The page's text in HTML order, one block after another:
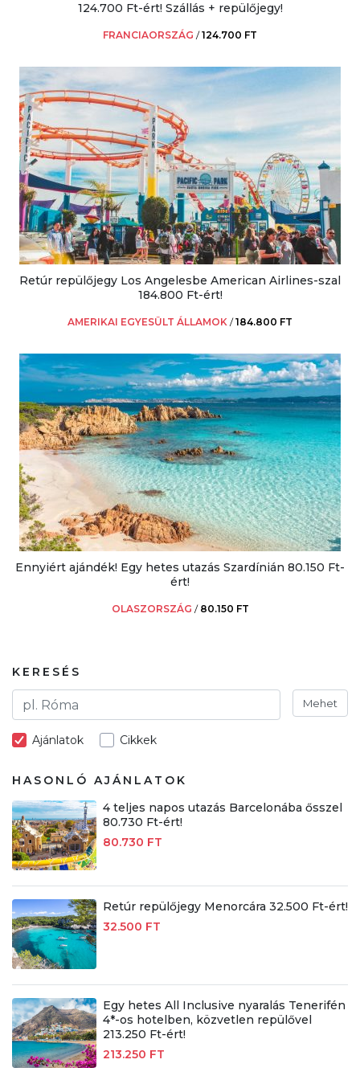
124.700 Ft-ért! Szállás + repülőjegy!
FRANCIAORSZÁG /124.700 FT
Retúr repülőjegy Los Angelesbe American Airlines-szal
184.800 Ft-ért!
AMERIKAI EGYESÜLT ÁLLAMOK /184.800 FT
Ennyiért ajándék! Egy hetes utazás Szardínián 80.150 Ft-
ért!
OLASZORSZÁG / 80.150 FT
KERESÉS
Mehet
Ajánlatok Cikkek
HASONLÓ AJÁNLATOK
4 teljes napos utazás Barcelonába ősszel
80.730 Ft-ért!
80.730 FT
Retúr repülőjegy Menorcára 32.500 Ft-ért!
32.500 FT
Egy hetes All Inclusive nyaralás Tenerifén
4*-os hotelben, közvetlen repülővel
213.250 Ft-ért!
213.250 FT